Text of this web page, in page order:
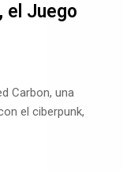
el Juego
Carbon, una
el ciberpunk,